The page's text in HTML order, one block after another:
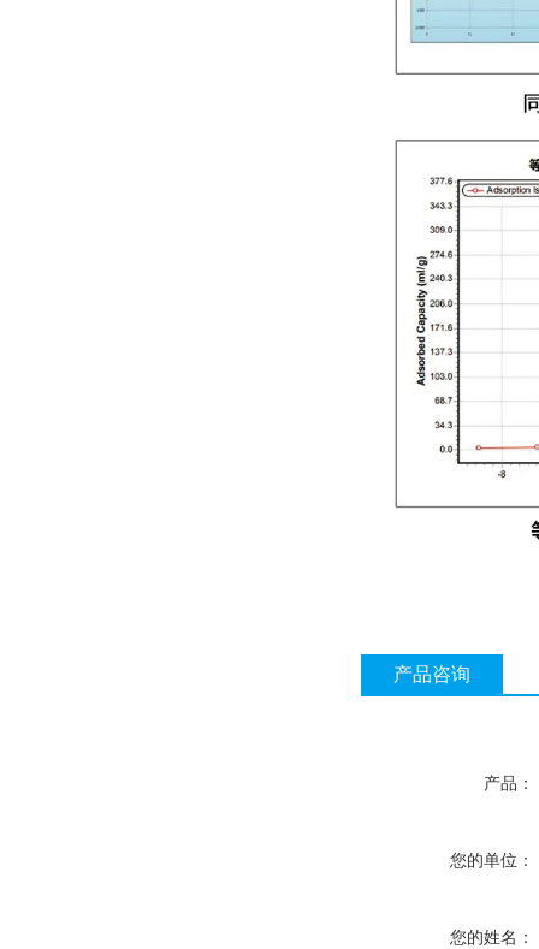
产品咨询
产品：
您的单位：
您的姓名：